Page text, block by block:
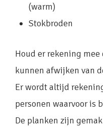
(warm)
Stokbroden
Houd er rekening mee
kunnen afwijken van
Er wordt altijd
personen waarvoor is
De planken zijn